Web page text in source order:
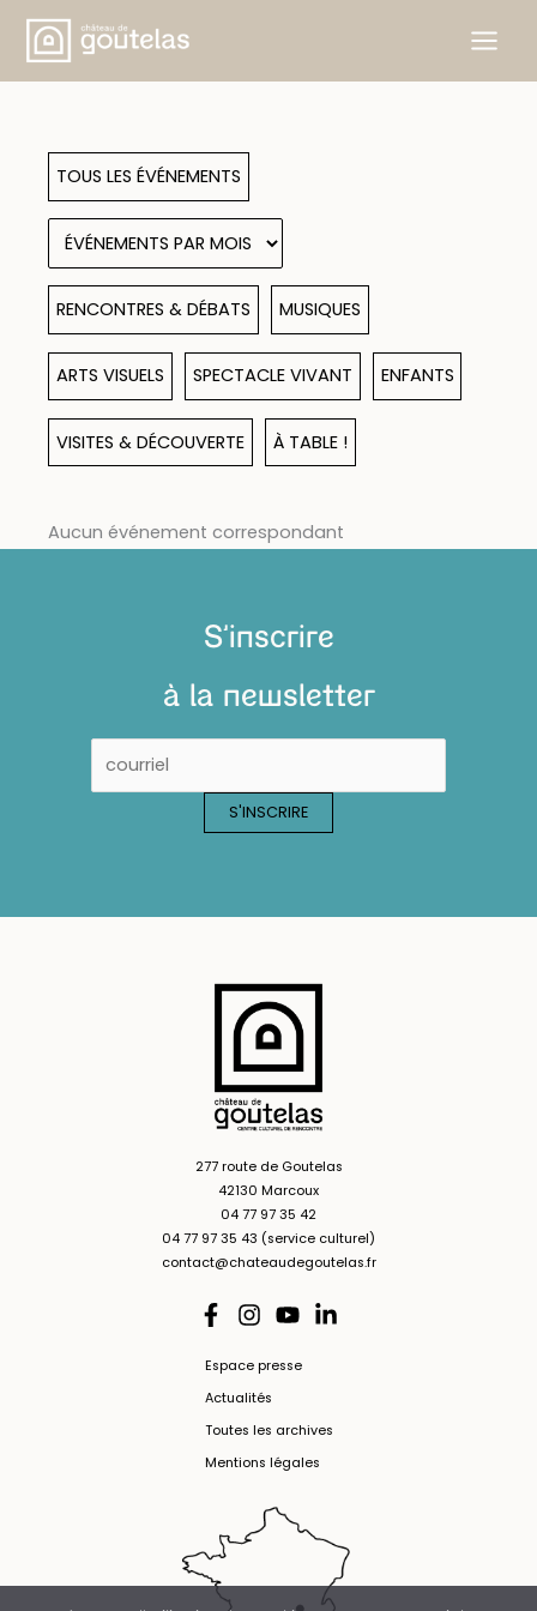
Aller
contenu
TOUS LES ÉVÉNEMENTS
RENCONTRES & DÉBATS MUSIQUES
ARTS VISUELS SPECTACLE VIVANT ENFANTS
VISITES & DÉCOUVERTE À TABLE !
Aucun événement correspondant
S'inscrire
à la newsletter
277 route de Goutelas
42130 Marcoux
04 77 97 35 42
04 77 97 35 43 (service culturel)
contact@chateaudegoutelas.fr
Espace presse
Actualités
Toutes les archives
Mentions légales